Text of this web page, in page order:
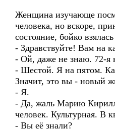
Женщина изучающе
человека, но вскоре,
состояние, бойко
- Здравствуйте! Вам на
- Ой, даже не знаю. 72-я
- Шестой. Я на пятом.
Значит, это вы - новый
- Я.
- Да, жаль Марию
человек. Культурная. В
- Вы её знали?